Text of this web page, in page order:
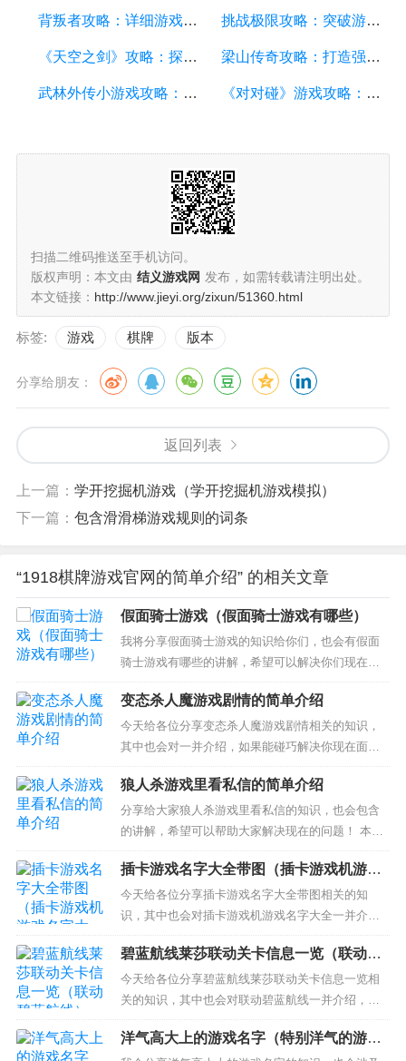
背叛者攻略：详细游戏攻略方面的描述 挑战极限攻略：突破游戏难关的终极指南
《天空之剑》攻略：探索天空的冒险之旅 梁山传奇攻略：打造强大的英雄团队，征服江湖的必备指南
武林外传小游戏攻略：全面解析游戏技巧、角色选择和剧情推进 《对对碰》游戏攻略：成为高手的秘籍
扫描二维码推送至手机访问。
版权声明：本文由 结义游戏网 发布，如需转载请注明出处。
本文链接： http://www.jieyi.org/zixun/51360.html
标签: 游戏 棋牌 版本
分享给朋友：
返回列表
上一篇： 学开挖掘机游戏（学开挖掘机游戏模拟）
下一篇： 包含滑滑梯游戏规则的词条
“1918棋牌游戏官网的简单介绍” 的相关文章
假面骑士游戏（假面骑士游戏有哪些）
我将分享假面骑士游戏的知识给你们，也会有假面
骑士游戏有哪些的讲解，希望可以解决你们现在的
问题！ 本文目录一览： 1、假面骑士游戏有哪些
2、steam假面骑士游戏有哪些 3、假面骑士游戏swi
tch出了几个 4、假面骑士游戏下载怎么才 5、假面
骑士有哪些好玩的手游？ 假面骑士游戏有...
变态杀人魔游戏剧情的简单介绍
今天给各位分享变态杀人魔游戏剧情相关的知识，
其中也会对一并介绍，如果能碰巧解决你现在面临
的问题，别忘了关注本站，现在开始吧！ 本文目录
一览： 1、给你一百条命和变态杀人魔谈恋爱这个游
戏中AE怎么打……表示在最后一天送了八音盒好感
≥200但是并没用 2、电锯惊魂5剧情详解 3、一个变
态老头子...
狼人杀游戏里看私信的简单介绍
分享给大家狼人杀游戏里看私信的知识，也会包含
的讲解，希望可以帮助大家解决现在的问题！ 本文
目录一览： 1、狼人杀游戏时看不到私信 2、狼人杀
游戏中怎么看私信 3、玩《狼人杀》的时候，怎样才
能看好友的私信？ 4、狼人杀玩的时候怎么看私信
5、手机版狼人杀游戏好友在房间中玩我能给他发消
息...
插卡游戏名字大全带图（插卡游戏机游戏
名字大全）
今天给各位分享插卡游戏名字大全带图相关的知
识，其中也会对插卡游戏机游戏名字大全一并介
绍，如果能碰巧解决你现在面临的问题，别忘了关
注本站，现在开始吧！ 本文目录一览： 1、求几个
小时候玩的插卡的好玩的游戏名字 是那种一张卡一
个游戏的那种 2、求儿时的经典插卡游戏，今天突然
想玩，突然发现许多名字都...
碧蓝航线莱莎联动关卡信息一览（联动碧
蓝航线）
今天给各位分享碧蓝航线莱莎联动关卡信息一览相
关的知识，其中也会对联动碧蓝航线一并介绍，如
果能碰巧解决你现在面临的问题，别忘了关注本
站，现在开始吧！ 本文目录一览： 1、碧蓝航线联
洋气高大上的游戏名字（特别洋气的游戏
名字）